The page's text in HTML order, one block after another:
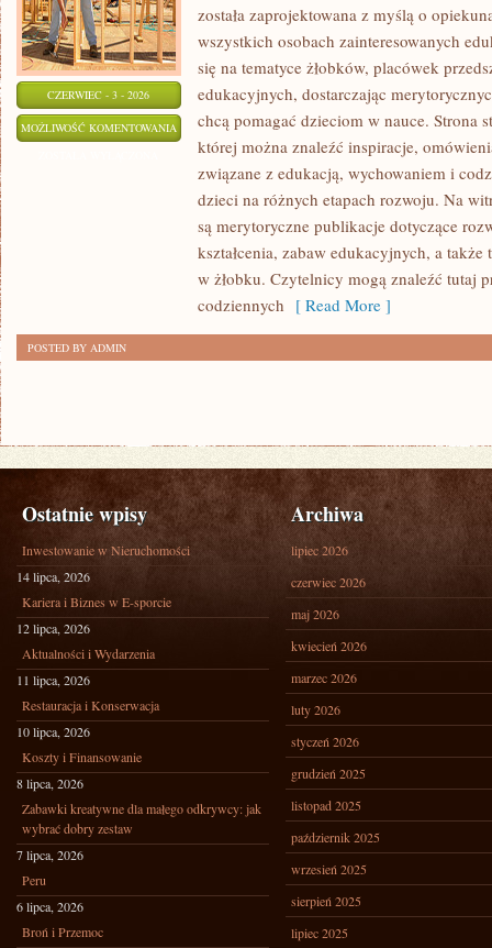
CZERWIEC - 3 - 2026
MOŻLIWOŚĆ KOMENTOWANIA NOWINKI
EDUKACYJNE
została zaprojektowana z myślą o
wszystkich osobach zainteresowanych
się na tematyce żłobków, placówek
edukacyjnych, dostarczając
chcą pomagać dzieciom w nauce. Strona
której można znaleźć inspiracje,
związane z edukacją, wychowaniem i
dzieci na różnych etapach rozwoju. Na
są merytoryczne publikacje dotyczące
kształcenia, zabaw edukacyjnych, a
w żłobku. Czytelnicy mogą znaleźć tutaj
codziennych [ Read More ]
POSTED BY ADMIN
Ostatnie wpisy
Inwestowanie w Nieruchomości
14 lipca, 2026
Kariera i Biznes w E-sporcie
12 lipca, 2026
Aktualności i Wydarzenia
11 lipca, 2026
Restauracja i Konserwacja
10 lipca, 2026
Koszty i Finansowanie
8 lipca, 2026
Zabawki kreatywne dla małego odkrywcy: jak
wybrać dobry zestaw
7 lipca, 2026
Peru
6 lipca, 2026
Broń i Przemoc
Archiwa
lipiec 2026
czerwiec 2026
maj 2026
kwiecień 2026
marzec 2026
luty 2026
styczeń 2026
grudzień 2025
listopad 2025
październik 2025
wrzesień 2025
sierpień 2025
lipiec 2025